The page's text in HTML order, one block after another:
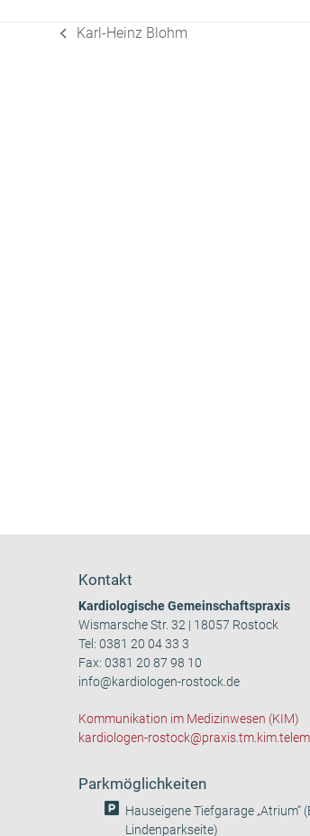
vorheriger
Karl-Heinz Blohm
Kontakt
Kardiologische Gemeinschaftspraxis
Wismarsche Str. 32 | 18057 Rostock
Tel:0381 20 04 33 3
Fax: 0381 20 87 98 10
info@kardiologen-rostock.de
Kommunikation im Medizinwesen (KIM)
kardiologen-
Parkmöglichkeiten
Hauseigene Tiefgarage „Atrium“
Lindenparkseite)